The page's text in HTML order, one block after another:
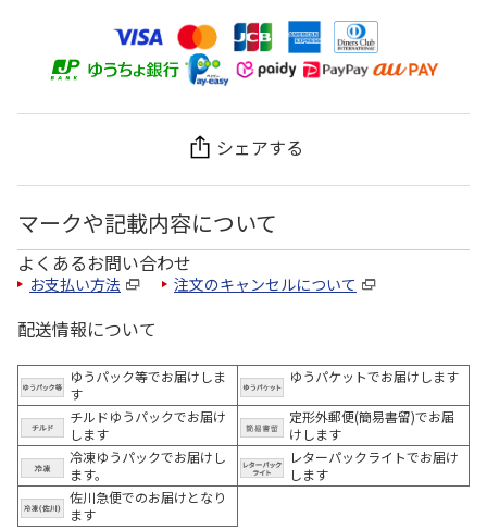
シェアする
マークや記載内容について
よくあるお問い合わせ
お支払い方法 注文のキャンセルについて
配送情報について
ゆうパック等でお届けしま
す
ゆうパケットでお届けします
チルドゆうパックでお届け
します
定形外郵便(簡易書留)でお届
けします
冷凍ゆうパックでお届けし
ます。
レターパックライトでお届け
します
佐川急便でのお届けとなり
ます